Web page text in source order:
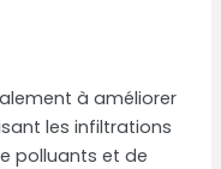
à améliorer
les infiltrations
polluants et de